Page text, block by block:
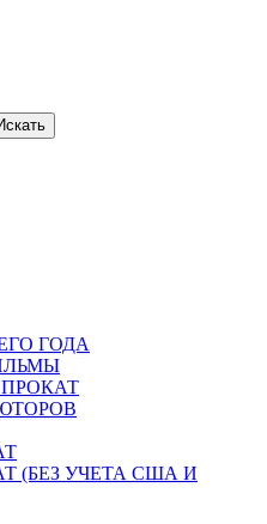
ГОДА
(БЕЗ УЧЕТА США И